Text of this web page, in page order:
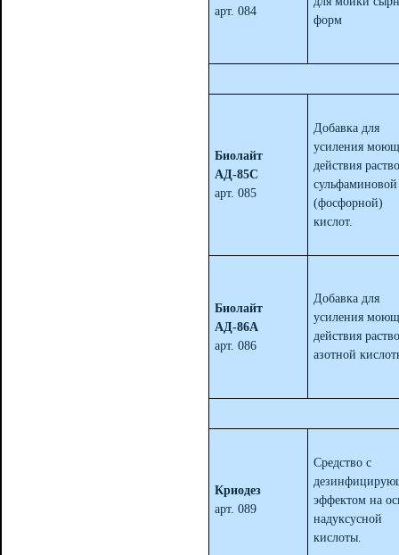
арт. 084
форм
Биолайт
АД-85С
арт. 085
Добавка для
усиления
действия
сульфаминовой
(фосфорной)
кислот.
Биолайт
АД-86А
арт. 086
Добавка для
усиления
действия
азотной
Криодез
арт. 089
Средство с
эффектом на
надуксусной
кислоты.